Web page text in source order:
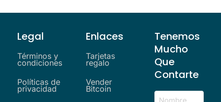
Legal
Términos y
condiciones
Políticas de
privacidad
Enlaces
Tarjetas
regalo
Vender
Bitcoin
Tenemos
Mucho
Que
Contarte